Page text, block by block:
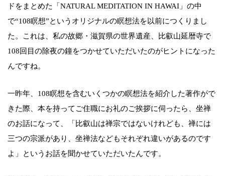
ドをまとめた「NATURAL MEDITATION IN HAWAI」の中
で“108瞑想”というオリジナルの瞑想法を以前につくりまし
た。これは、私の故郷・滋賀県の世界遺産、比叡山延暦寺で
108回目の除夜の鐘をつかせていただいたのがヒントになった
んですね。
一昨年、108瞑想を含むいくつかの瞑想法を紹介した著作がで
きた際、本を持ってご住職にお礼のご挨拶に伺ったら、坐禅
のお話になって、「比叡山は禅宗ではないけれども、禅には
三つの宗派があり、坐禅法などもそれぞれ違いがあるのです
よ」というお話を聞かせていただいたんです。